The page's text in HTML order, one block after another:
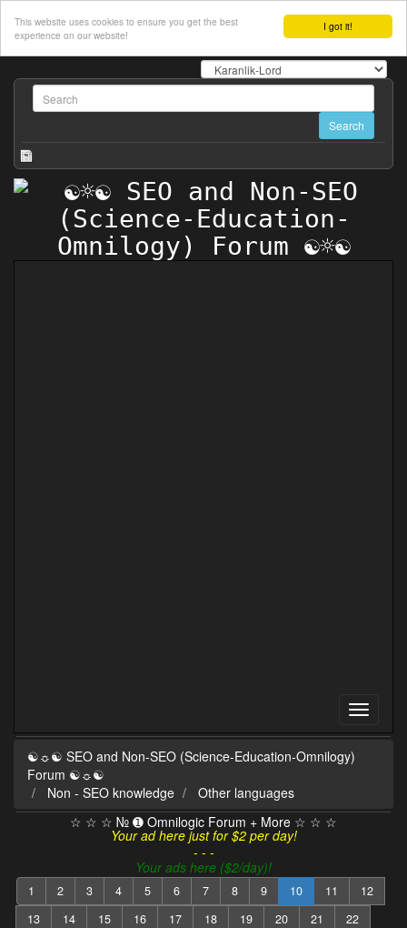
I got it!
This website uses cookies to ensure you get the best
experience on our website!
☯☼☯ SEO and Non-SEO (Science-Education-Omnilogy)
Forum ☯☼☯
Non - SEO knowledge
Other languages
☆ ☆ ☆ № ➊ Omnilogic Forum + More ☆ ☆ ☆
Your ad here just for $2 per day!
- - -
Your ads here ($2/day)!
1 2 3 4 5 6 7 8 9 10 11
12
13
14 15 16 17 18 19 20 21
22